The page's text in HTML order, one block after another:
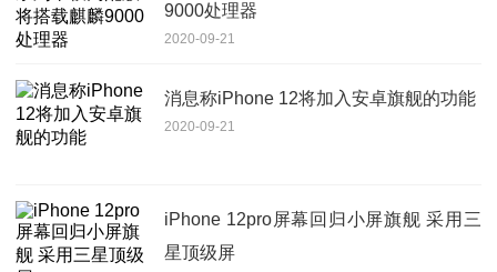
9000处理器
2020-09-21
消息称iPhone 12将加入安卓旗舰的功能
2020-09-21
iPhone 12pro屏幕回归小屏旗舰 采用三
星顶级屏